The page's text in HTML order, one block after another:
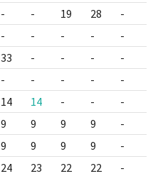
- - 19 28 -
- - - - -
33 - - - -
- - - - -
14 14 - - -
9 9 9 9 -
9 9 9 9 -
24 23 22 22 -